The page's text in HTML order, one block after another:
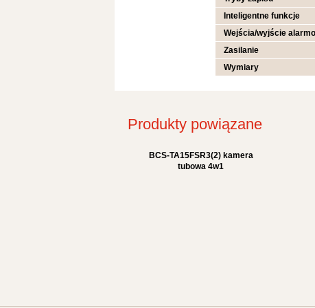
Inteligentne funkcje
Wejścia/wyjście
Zasilanie
Wymiary
Produkty powiązane
BCS-TA15FSR3(2) kamera
tubowa 4w1